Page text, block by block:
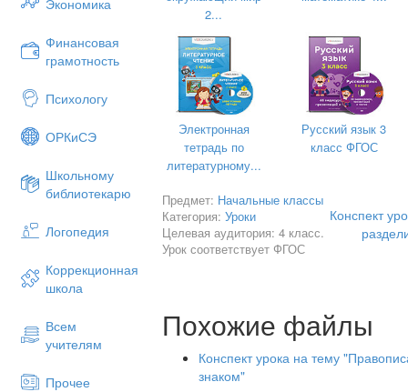
Экономика
Финансовая
грамотность
Психологу
ОРКиСЭ
Школьному
библиотекарю
Логопедия
Коррекционная
школа
Всем
учителям
Прочее
раздельно?
– Какой знак обозначает это на
в) Какое правило мы выучили?
2. Пальчиковая гимнастика
– Мы сегодня будем много писать,
лучше писали.
3. Минутка чистописания.
4. Спишите слова с доски и
Физминутка.
Вот помощники мои, (вытягиваем
Раз, два, три, четыре, пять.
Постучали, повертели (хлопаем в
И работать захотели.
2...
Электронная
тетрадь по
литературному...
Русский язык 3
класс ФГОС
Предмет: Начальные классы
Категория:Уроки
Целевая аудитория: 4 класс.
Урок соответствует ФГОС
Конспект
Похожие файлы
Конспект урока на тему
знаком"